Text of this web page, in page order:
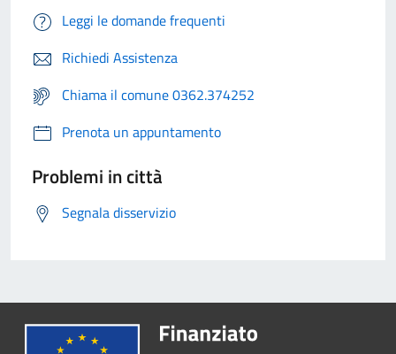
Leggi le domande frequenti
Richiedi Assistenza
Chiama il comune 0362.374252
Prenota un appuntamento
Problemi in città
Segnala disservizio